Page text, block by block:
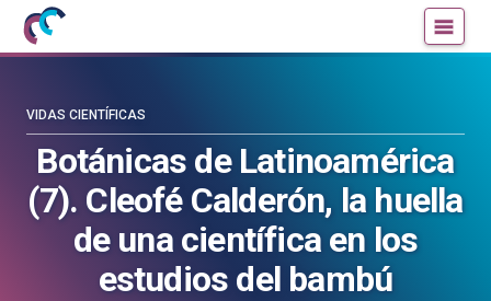
Mujeres
con
Cultura
Científica
blog
Cultura
Científica
Botánicas de Latinoamérica
(7). Cleofé Calderón, la huella
de una científica en los
estudios del bambú
VIDAS CIENTÍFICAS